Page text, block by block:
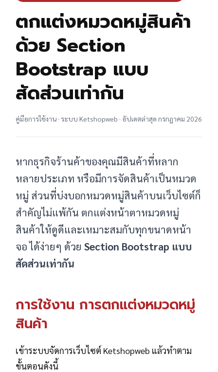
ตกแต่งหมวดหมู่สินค้า
ด้วย Section
Bootstrap แบบ
สัดส่วนเท่ากัน
คู่มือการใช้งาน · ระบบ Ketshopweb · อัปเดตล่าสุด กรกฎาคม 2026
หากธุรกิจร้านค้าของคุณมีสินค้าที่หลาก
หลายประเภท หรือมีการจัดสินค้าเป็นหมวด
หมู่ ส่วนที่บ่งบอกหมวดหมู่สินค้าบนเว็บไซต์ก็
สำคัญไม่แพ้กัน ตกแต่งหน้าตาหมวดหมู่
สินค้าให้ดูดีและเหมาะสมกับทุกขนาดหน้า
จอ ได้ง่ายๆ ด้วย Section Bootstrap แบบ
สัดส่วนเท่ากัน
การใช้งาน การตกแต่งหมวดหมู่
สินค้า
เข้าระบบจัดการเว็บไซต์ Ketshopweb แล้วทำตาม
ขั้นตอนดังนี้